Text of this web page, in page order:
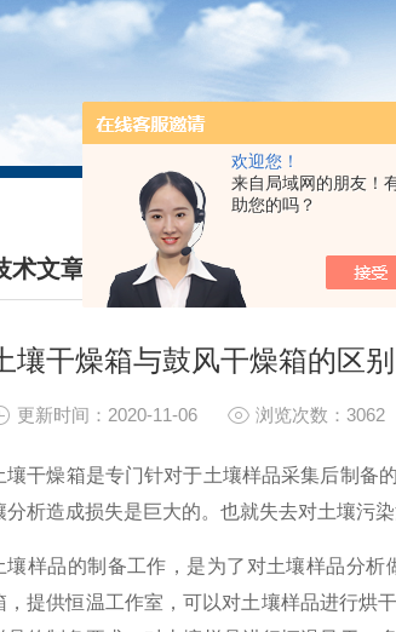
欢迎您！
来自局域网的朋友！
助您的吗？
术文章
TECHNICAL ARTICLES
壤干燥箱与鼓风干燥箱的区别
更新时间：2020-11-06 浏览次数：3062
壤干燥箱是专门针对于土壤样品采集后制备
分析造成损失是巨大的。也就失去对土壤污染
壤样品的制备工作，是为了对土壤样品分
，提供恒温工作室，可以对土壤样品进行烘